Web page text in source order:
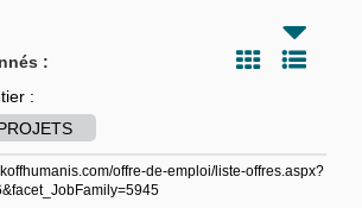
:
:
offre-de-emploi/liste-offres.aspx?